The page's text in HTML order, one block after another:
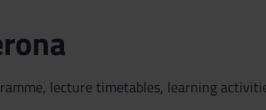
lecture timetables, learning